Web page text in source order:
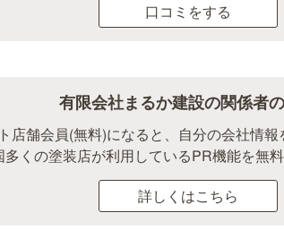
口コミをする
有限会社まるか建設の関係者
店舗会員(無料)になると、自分の会社情報
多くの塗装店が利用しているPR機能を無
詳しくはこちら